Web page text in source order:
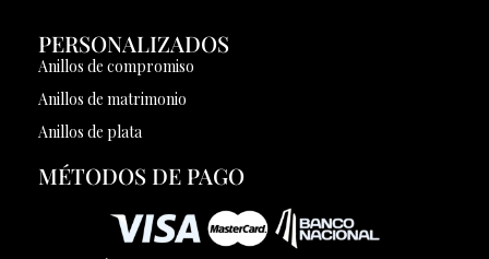
PERSONALIZADOS
Anillos de compromiso
Anillos de matrimonio
Anillos de plata
MÉTODOS DE PAGO